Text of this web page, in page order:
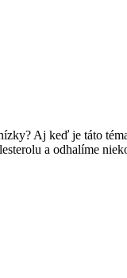
Aj keď je ⁣táto
a⁢ odhalíme